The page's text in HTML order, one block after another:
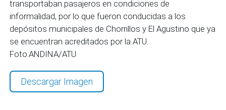
transportaban pasajeros en condiciones de
informalidad, por lo que fueron conducidas a los
depósitos municipales de Chorrillos y El Agustino que ya
se encuentran acreditados por la ATU.
Foto:ANDINA/ATU
Descargar Imagen